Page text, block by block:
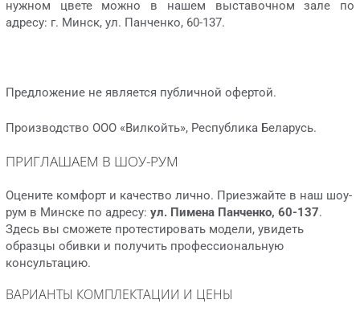
нужном цвете можно в нашем выставочном зале по
адресу: г. Минск, ул. Панченко, 60-137.
Предложение не является публичной офертой.
Производство ООО «Вилкойть», Республика Беларусь.
ПРИГЛАШАЕМ В ШОУ-РУМ
Оцените комфорт и качество лично. Приезжайте в наш шоу-
рум в Минске по адресу: ул. Пимена Панченко, 60-137.
Здесь вы сможете протестировать модели, увидеть
образцы обивки и получить профессиональную
консультацию.
ВАРИАНТЫ КОМПЛЕКТАЦИИ И ЦЕНЫ